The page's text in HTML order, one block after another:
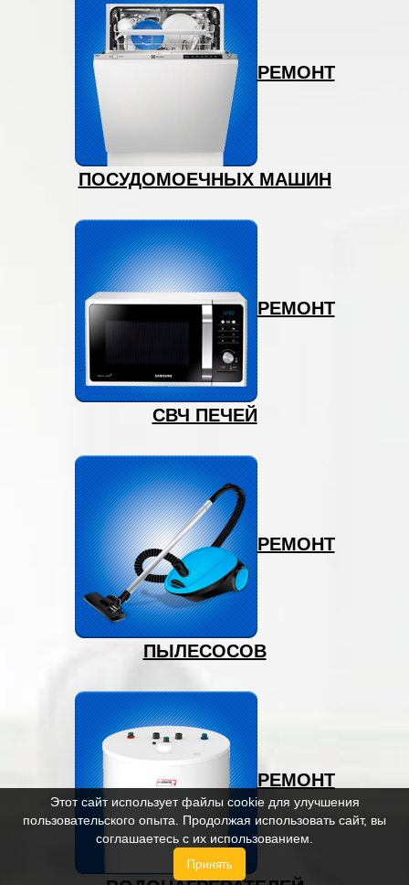
РЕМОНТ
ПОСУДОМОЕЧНЫХ МАШИН
РЕМОНТ
СВЧ ПЕЧЕЙ
РЕМОНТ
ПЫЛЕСОСОВ
РЕМОНТ
Этот сайт использует файлы cookie для улучшения
пользовательского опыта. Продолжая использовать сайт, вы
соглашаетесь с их использованием.
Принять